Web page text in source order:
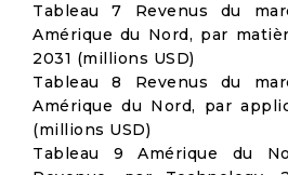
Tableau 7 Revenus du
Amérique du Nord, par
2031 (millions USD)
Tableau 8 Revenus du
Amérique du Nord, par
(millions USD)
Tableau 9 Amérique du